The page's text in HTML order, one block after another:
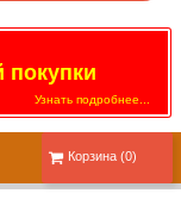
покупки
Узнать подробнее...
Корзина (0)